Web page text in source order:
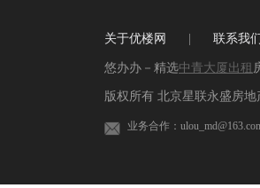
关于优楼网 联系我们
悠办办－精选中青大厦出租
版权所有 北京星联永盛房
业务合作：